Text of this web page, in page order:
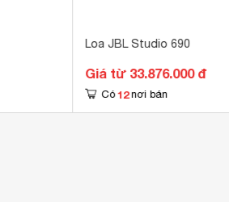
Loa JBL Studio 690
Giá từ 33.876.000 đ
Có 12 nơi bán